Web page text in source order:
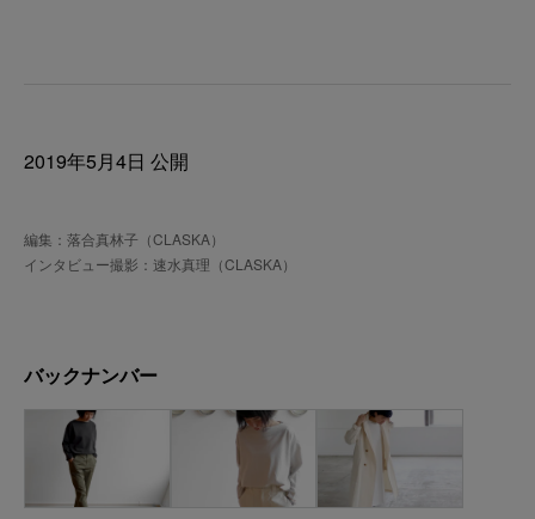
2019年5月4日 公開
編集：落合真林子（CLASKA）
インタビュー撮影：速水真理（CLASKA）
バックナンバー